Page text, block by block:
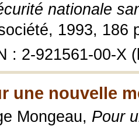
nationale
1993, 186
: 2-921561-00-X
une nouvelle
Mongeau, Pour